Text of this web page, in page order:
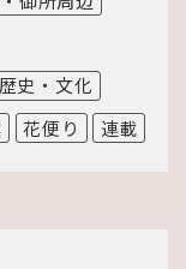
歴史・文化
花便り 連載